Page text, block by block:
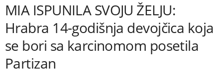
MIA ISPUNILA SVOJU ŽELJU:
Hrabra 14-godišnja devojčica koja
se bori sa karcinomom posetila
Partizan